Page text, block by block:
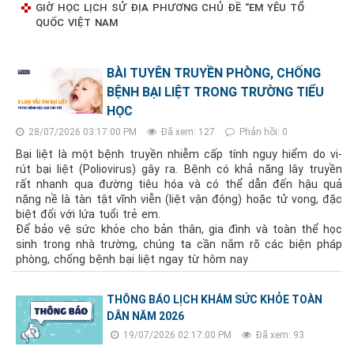
GIỜ HỌC LỊCH SỬ ĐỊA PHƯƠNG CHỦ ĐỀ “EM YÊU TỔ
QUỐC VIỆT NAM
BÀI TUYÊN TRUYỀN PHÒNG, CHỐNG
BỆNH BẠI LIỆT TRONG TRƯỜNG TIỂU
HỌC
28/07/2026 03:17:00 PM Đã xem: 127 Phản hồi: 0
Bại liệt là một bệnh truyền nhiễm cấp tính nguy hiểm do vi-
rút bại liệt (Poliovirus) gây ra. Bệnh có khả năng lây truyền
rất nhanh qua đường tiêu hóa và có thể dẫn đến hậu quả
nặng nề là tàn tật vĩnh viễn (liệt vận động) hoặc tử vong, đặc
biệt đối với lứa tuổi trẻ em.
Để bảo vệ sức khỏe cho bản thân, gia đình và toàn thể học
sinh trong nhà trường, chúng ta cần nắm rõ các biện pháp
phòng, chống bệnh bại liệt ngay từ hôm nay
THÔNG BÁO LỊCH KHÁM SỨC KHỎE TOÀN
DÂN NĂM 2026
19/07/2026 02:17:00 PM
Đã xem: 93